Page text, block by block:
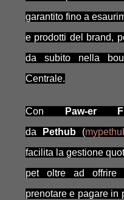
garantito fino a
e prodotti del brand,
da subito nella
Centrale.
Con Paw-er
da
Pethub (
facilita la gestione
pet oltre ad offrire
prenotare e pagare in